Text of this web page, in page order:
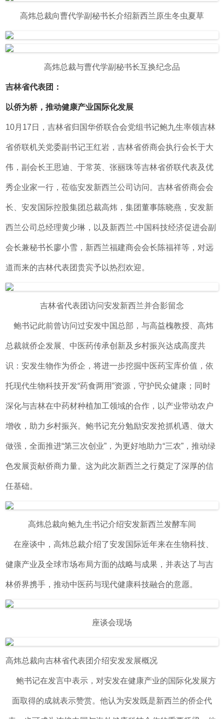
高炜总裁向曹代学副秘书长介绍新西兰原生冬虫夏草
高炜总裁与曹代学副秘书长互换纪念品
吉林省代表团：
以侨为桥，推动健康产业国际化发展
10月17日，吉林省归国华侨联合会党组书记鲍九生率领吉林
省侨联机关党委副书记王红岩，吉林省侨商会执行会长于大
伟，副会长王思迪、于常英、张丽珠等吉林省侨联代表及优
秀企业家一行，莅临安发新西兰公司访问。吉林省侨商会会
长、安发国际控股集团总裁高炜，集团董事陈晓燕，安发新
西兰公司总经理黄少琳，以及新西兰-中国科技经济促进会副
会长兼秘书长廖小雪，新西兰福建商会会长陈福祥等，对远
道而来的吉林代表团贵宾予以热烈欢迎。
吉林省代表团访问安发新西兰并合影留念
鲍书记此前曾访问过安发中国总部，与高益槐教授、高炜
总裁就侨企发展、中医药传承创新及乡村振兴达成高度共
识：安发生物作为侨企，将进一步挖掘中医药宝库价值，依
托现代生物科技开发“药食两用”资源，守护民众健康；同时
深化与吉林在中药材种植加工领域的合作，以产业带动农户
增收，助力乡村振兴。鲍书记充分勉励安发抢抓机遇、做大
做强，全面推进“第三次创业”，为更好地助力“三农”，推动绿
色发展贡献侨商力量。这为此次新西兰之行奠定了深厚的信
任基础。
高炜总裁向鲍九生书记介绍安发新西兰发酵车间
在座谈中，高炜总裁介绍了安发国际近年来在生物科技、
健康产业及全球市场布局方面的战略与成果，并表达了与吉
林侨界携手，推动中医药与现代健康科技融合的意愿。
座谈会现场
高炜总裁向吉林省代表团介绍安发发展概况
鲍书记在发言中表示，对安发在健康产业的国际化发展方
面取得的成就表示赞赏。他认为安发既是新西兰的侨企代